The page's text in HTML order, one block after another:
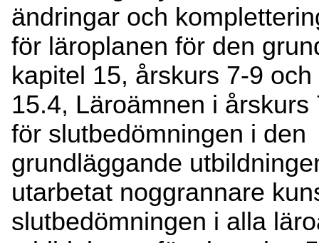
ändringar och
för läroplanen för den
kapitel 15, årskurs 7-9
15.4, Läroämnen i
för slutbedömningen i den
grundläggande
utarbetat noggrannare
slutbedömningen i alla